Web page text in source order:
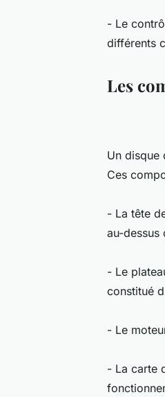
- Le
différents
Les
Un disque
Ces
- La tête
au-dessus
- Le
constitué
- Le
- La carte